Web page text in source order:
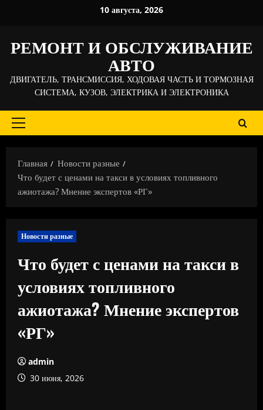
10 августа, 2026
РЕМОНТ И ОБСЛУЖИВАНИЕ
АВТО
ДВИГАТЕЛЬ, ТРАНСМИССИЯ, ХОДОВАЯ ЧАСТЬ И ТОРМОЗНАЯ
СИСТЕМА, КУЗОВ, ЭЛЕКТРИКА И ЭЛЕКТРОНИКА
Основное
Главная
Новости разные
Что будет с ценами на такси в условиях топливного
ажиотажа? Мнение экспертов «РГ»
Новости разные
Что будет с ценами на такси в
условиях топливного
ажиотажа? Мнение экспертов
«РГ»
admin
30 июня, 2026